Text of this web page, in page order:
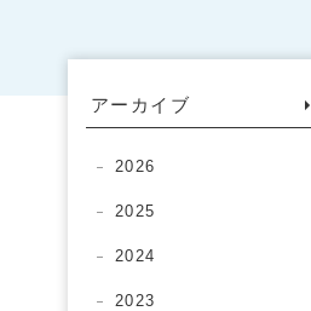
アーカイブ
2026
2025
2024
2023